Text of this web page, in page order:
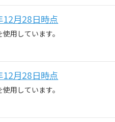
月28日時点
用しています。
月28日時点
用しています。